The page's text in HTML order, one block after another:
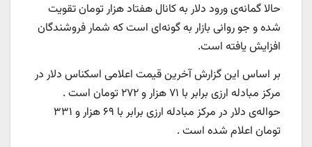
حالا گمانه‌ی ورود دلار به کانال هفتاد هزار تومان تقویت
شده و جو ‌روانی بازار به گونه‌ای است که شمار فروشندگان
افزایش یافته است.
بر اساس این گزارش آخرین قیمت اعلامی اسکناس دلار در
مرکز مبادله ارزی برابر با ۷۱ هزار و ۲۷۲ تومان است .
حواله‌ی دلار در مرکز مبادله ارزی برابر با ۶۹ هزار و ۳۳۱
تومان اعلام شده است .